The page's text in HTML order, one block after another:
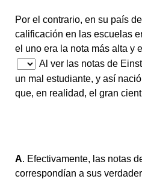
Por el contrario, en su país
calificación en las escuelas
el uno era la nota más alta y
Al ver las notas de
un mal estudiante, y así
que, en realidad, el gran
A. Efectivamente, las notas
correspondían a sus